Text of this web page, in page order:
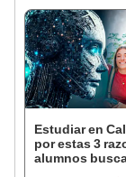
Estudiar en
por estas 3
alumnos